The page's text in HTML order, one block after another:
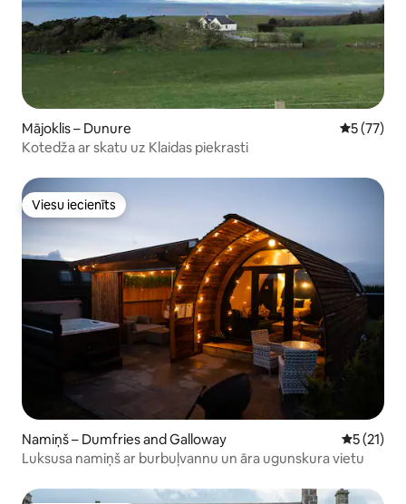
Mājoklis – Dunure Vidējais
5 (77)
Kotedža ar skatu uz Klaidas piekrasti
Viesu iecienīts
Viesu iecienīts
Namiņš – Dumfries and Galloway Vidējais
5 (21)
Luksusa namiņš ar burbuļvannu un āra ugunskura vietu